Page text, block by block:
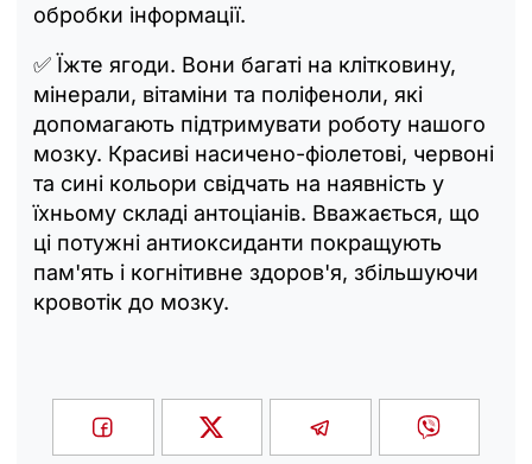
обробки інформації.
✅ Їжте ягоди. Вони багаті на клітковину,
мінерали, вітаміни та поліфеноли, які
допомагають підтримувати роботу нашого
мозку. Красиві насичено-фіолетові, червоні
та сині кольори свідчать на наявність у
їхньому складі антоціанів. Вважається, що
ці потужні антиоксиданти покращують
пам'ять і когнітивне здоров'я, збільшуючи
кровотік до мозку.